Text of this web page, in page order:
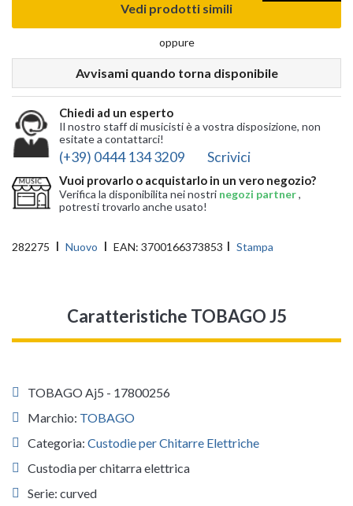
Vedi prodotti simili
oppure
Avvisami quando torna disponibile
Chiedi ad un esperto
Il nostro staff di musicisti è a vostra disposizione, non
esitate a contattarci!
(+39) 0444 134 3209 Scrivici
Vuoi provarlo o acquistarlo in un vero negozio?
Verifica la disponibilita nei nostri negozi partner,
potresti trovarlo anche usato!
282275 Nuovo EAN: 3700166373853 Stampa
Caratteristiche TOBAGO J5
TOBAGO Aj5 - 17800256
Marchio: TOBAGO
Categoria: Custodie per Chitarre Elettriche
Custodia per chitarra elettrica
Serie: curved